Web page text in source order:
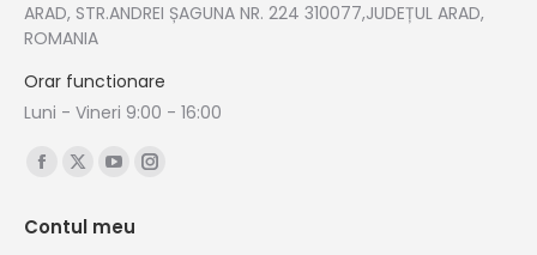
ARAD, STR.ANDREI ȘAGUNA NR. 224 310077,JUDEȚUL ARAD,
ROMANIA
Orar functionare
Luni - Vineri 9:00 - 16:00
Find us on:
Facebook
opens
X
opens
YouTube
opens
Instagram
Contul meu